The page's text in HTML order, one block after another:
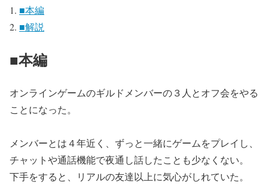
■本編
■解説
■本編
オンラインゲームのギルドメンバーの３人とオフ会をやる
ことになった。
メンバーとは４年近く、ずっと一緒にゲームをプレイし、
チャットや通話機能で夜通し話したことも少なくない。
下手をすると、リアルの友達以上に気心がしれていた。